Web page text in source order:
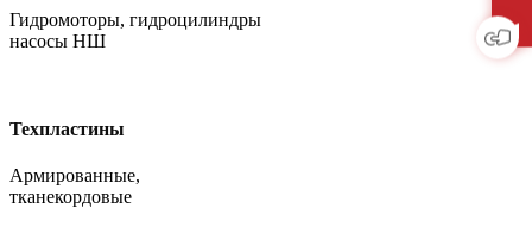
Гидромоторы, гидроцилиндры
насосы НШ
Техпластины
Армированные,
тканекордовые